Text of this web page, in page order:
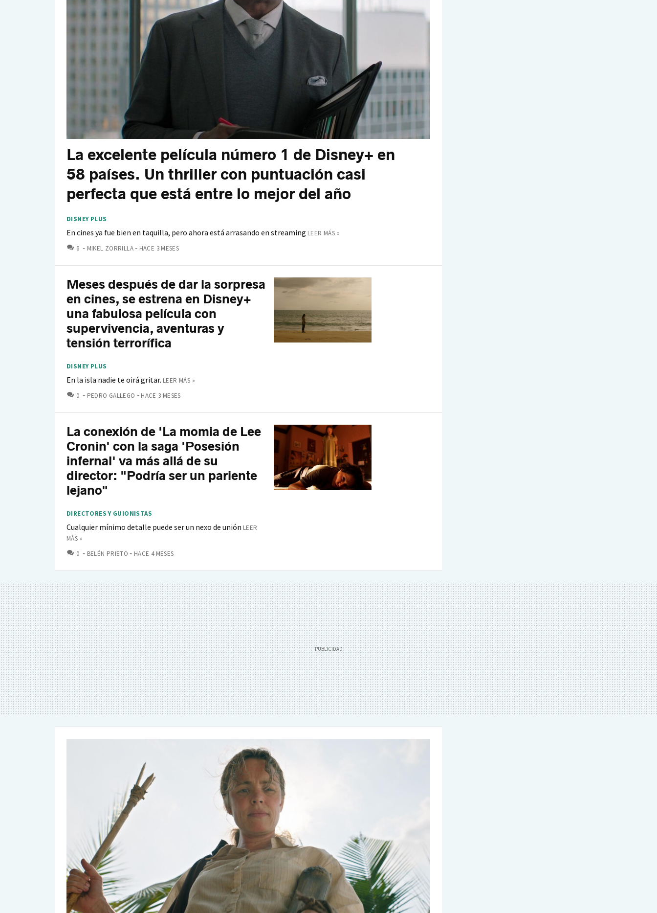
La excelente película número 1 de Disney+ en
58 países. Un thriller con puntuación casi
perfecta que está entre lo mejor del año
DISNEY PLUS
En cines ya fue bien en taquilla, pero ahora está arrasando en streaming LEER MÁS »
6 COMENTARIOS
MIKEL ZORRILLA HACE 3 MESES
Meses después de dar la sorpresa
en cines, se estrena en Disney+
una fabulosa película con
supervivencia, aventuras y
tensión terrorífica
DISNEY PLUS
En la isla nadie te oirá gritar. LEER MÁS »
0 COMENTARIOS
PEDRO GALLEGO HACE 3 MESES
La conexión de 'La momia de Lee
Cronin' con la saga 'Posesión
infernal' va más allá de su
director: "Podría ser un pariente
lejano"
DIRECTORES Y GUIONISTAS
Cualquier mínimo detalle puede ser un nexo de unión LEER
MÁS »
0 COMENTARIOS
BELÉN PRIETO HACE 4 MESES